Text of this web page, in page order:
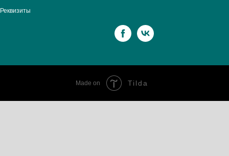
Реквизиты
Made on Tilda